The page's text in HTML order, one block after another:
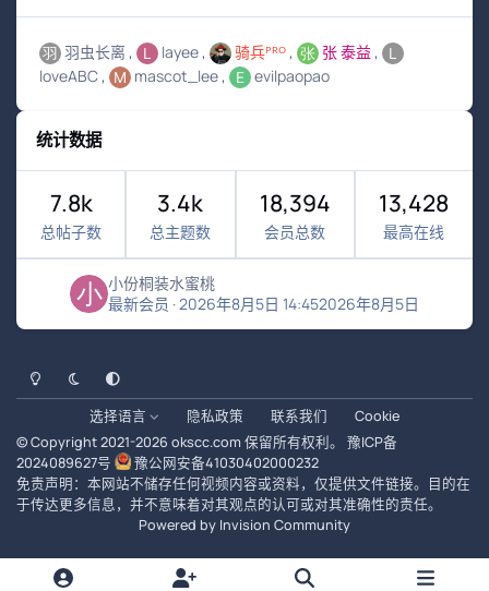
羽虫长离 layee 骑兵ᴾᴿᴼ
张 泰益
loveABC
mascot_lee evilpaopao
统计数据
7.8k
总帖子数
3.4k
总主题数
18,394
会员总数
13,428
最高在线
小份桐装水蜜桃
最新会员 ·2026年8月5日 14:452026年8月5日
浅色模式黑暗模式系统偏好
选择语言 隐私政策 联系我们
Cookie
© Copyright 2021-2026 okscc.com 保留所有权利。 豫ICP备
2024089627号
豫公网安备41030402000232
免责声明：本网站不储存任何视频内容或资料，仅提供文件链接。目的在
于传达更多信息，并不意味着对其观点的认可或对其准确性的责任。
Powered by Invision Community